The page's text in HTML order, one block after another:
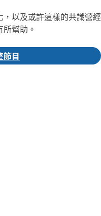
以及或許這樣的共識營經
幫助。
節目